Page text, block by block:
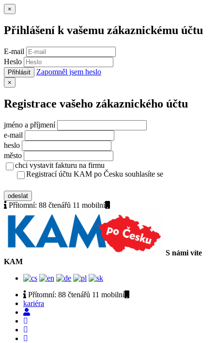
×
Přihlášení k vašemu zákaznickému účtu
E-mail
Heslo
Přihlásit Zapomněl jsem heslo
×
Registrace vašeho zákaznického účtu
jméno a příjmení
e-mail
heslo
město
chci vystavit fakturu na firmu
Registrací účtu KAM po Česku souhlasíte se
odeslat
Přítomní: 88 čtenářů 11 mobilní
S námi víte
KAM
Přítomní: 88 čtenářů 11 mobilní
kariéra